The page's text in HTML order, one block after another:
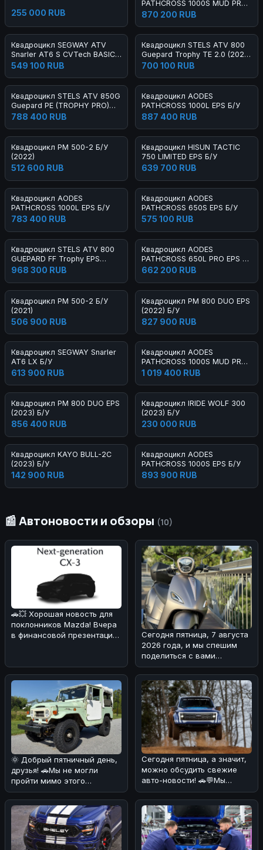
255 000 RUB
PATHCROSS 1000S MUD PRO
EPS Б/У
870 200 RUB
Квадроцикл SEGWAY ATV
Snarler AT6 S CVTech BASIC
Б/У
549 100 RUB
Квадроцикл STELS ATV 800
Guepard Trophy TE 2.0 (2022)
Б/У
700 100 RUB
Квадроцикл STELS ATV 850G
Guepard PE (TROPHY PRO)
2.0 Б/У
788 400 RUB
Квадроцикл AODES
PATHCROSS 1000L EPS Б/У
887 400 RUB
Квадроцикл РМ 500-2 Б/У
(2022)
512 600 RUB
Квадроцикл HISUN TACTIC
750 LIMITED EPS Б/У
639 700 RUB
Квадроцикл AODES
PATHCROSS 1000L EPS Б/У
783 400 RUB
Квадроцикл AODES
PATHCROSS 650S EPS Б/У
575 100 RUB
Квадроцикл STELS ATV 800
GUEPARD FF Trophy EPS
Cargo 2.0 Б/У
968 300 RUB
Квадроцикл AODES
PATHCROSS 650L PRO EPS Б/
У
662 200 RUB
Квадроцикл РМ 500-2 Б/У
(2021)
506 900 RUB
Квадроцикл РМ 800 DUO EPS
(2022) Б/У
827 900 RUB
Квадроцикл SEGWAY Snarler
AT6 LX Б/У
613 900 RUB
Квадроцикл AODES
PATHCROSS 1000S MUD PRO
EPS Б/У
1 019 400 RUB
Квадроцикл РМ 800 DUO EPS
(2023) Б/У
856 400 RUB
Квадроцикл IRIDE WOLF 300
(2023) Б/У
230 000 RUB
Квадроцикл KAYO BULL-2C
(2023) Б/У
142 900 RUB
Квадроцикл AODES
PATHCROSS 1000S EPS Б/У
893 900 RUB
📰 Автоновости и обзоры (10)
🚗💥 Хорошая новость для
поклонников Mazda! Вчера
в финансовой презентации
Сегодня пятница, 7 августа
2026 года, и мы спешим
поделиться с вами
интересной новостью из
мира двух
🌞 Добрый пятничный день,
друзья! 🚗Мы не могли
пройти мимо этого
интересного экземпляра
Toyota Land
Сегодня пятница, а значит,
можно обсудить свежие
авто-новости! 🚗💬Мы
разобрались в ситуации с
Ford